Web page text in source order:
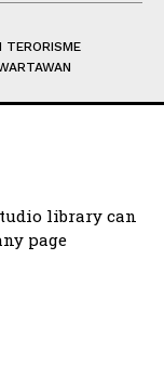
TERORISME
library can
page